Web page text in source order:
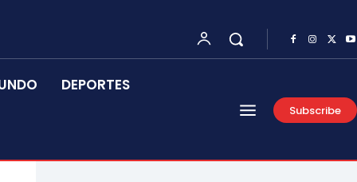
DEPORTES
Subscribe